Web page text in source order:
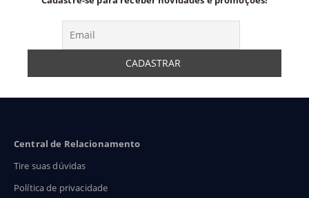
Central de Relacionamento
Tire suas dúvidas
Política de privacidade